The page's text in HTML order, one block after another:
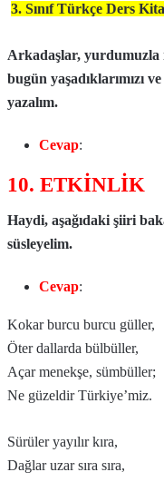
3. Sınıf Türkçe Ders
Arkadaşlar,
bugün yaşadıklarımızı
yazalım.
Cevap:
10. ETKİNLİK
Haydi, aşağıdaki şiiri
süsleyelim.
Cevap:
Kokar burcu burcu güller,
Öter dallarda bülbüller,
Açar menekşe, sümbüller;
Ne güzeldir Türkiye’miz.
Sürüler yayılır kıra,
Dağlar uzar sıra sıra,